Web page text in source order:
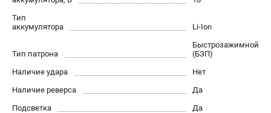
О компании
О бренде
Новости
Пользовательское соглашение
Тип
аккумулятора
Li-Ion
Тип патрона
Быстрозажимной
(БЗП)
Наличие удара
Нет
Наличие реверса
Да
Подсветка
Да